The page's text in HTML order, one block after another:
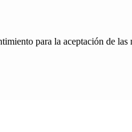
para la aceptación de